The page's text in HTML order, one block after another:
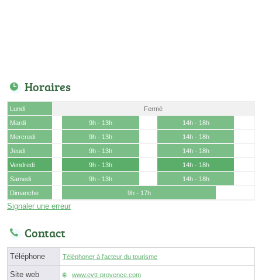
Horaires
Lundi
Fermé
Mardi
9h - 13h
14h - 18h
Mercredi
9h - 13h
14h - 18h
Jeudi
9h - 13h
14h - 18h
Vendredi
9h - 13h
14h - 18h
Samedi
9h - 13h
14h - 18h
Dimanche
9h - 17h
Signaler une erreur
Contact
Téléphone Téléphoner à l'acteur du tourisme
Site web www.evtt-provence.com